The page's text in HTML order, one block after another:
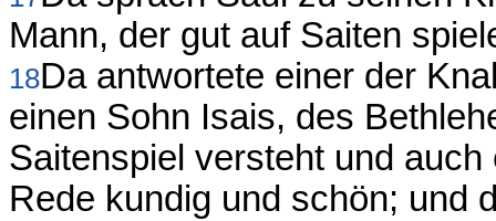
Mann, der gut auf Saiten
18Da antwortete einer der
einen Sohn Isais, des
Saitenspiel versteht und
Rede kundig und schön; und